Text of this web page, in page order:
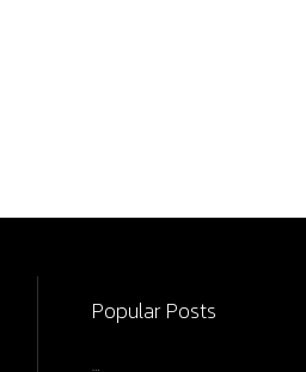
Popular Posts
…